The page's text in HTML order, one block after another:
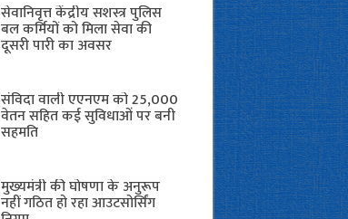
सेवानिवृत्त केंद्रीय सशस्त्र पुलिस
बल ​कर्मियों को मिला सेवा की
दूसरी पारी का अवसर
संविदा वाली एएनएम को 25,000
वेतन सहित कई सुविधाओं पर बनी
सहमति
मुख्यमंत्री की घोषणा के अनुरूप
नहीं गठित हो रहा आउटसोर्सिंग